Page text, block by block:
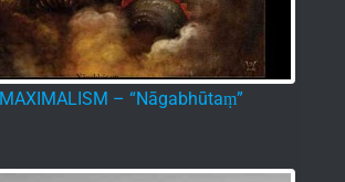
MAXIMALISM – “Nāgabhūtaṃ”